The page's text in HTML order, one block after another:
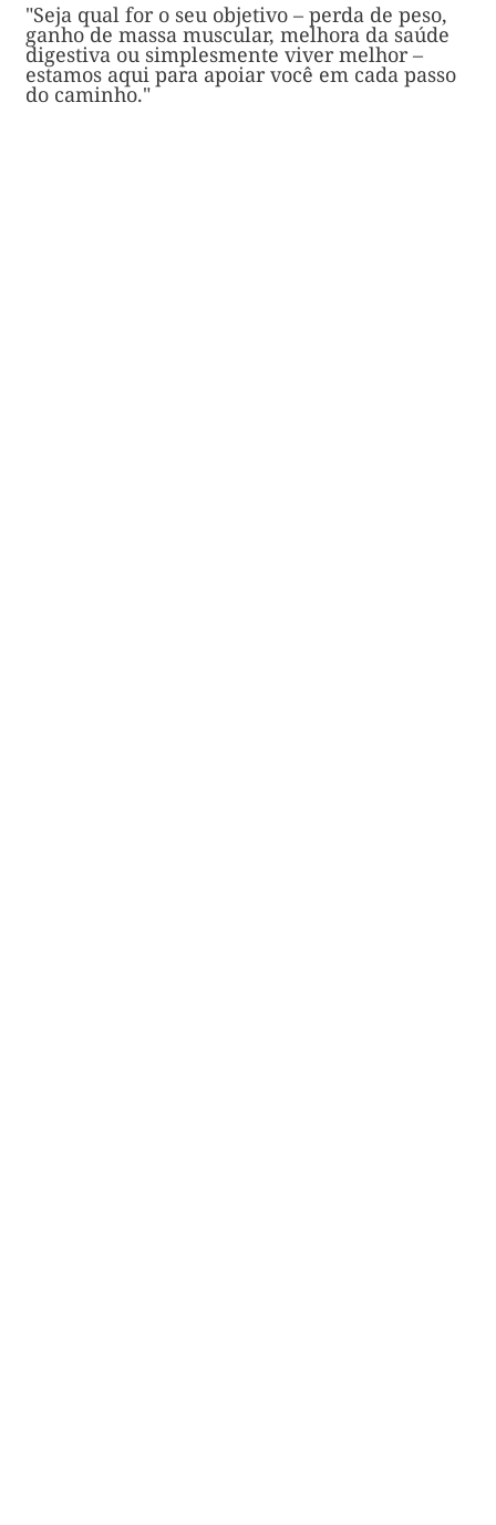
"Seja qual for o seu objetivo – perda de peso,
ganho de massa muscular, melhora da saúde
digestiva ou simplesmente viver melhor –
estamos aqui para apoiar você em cada passo
do caminho."